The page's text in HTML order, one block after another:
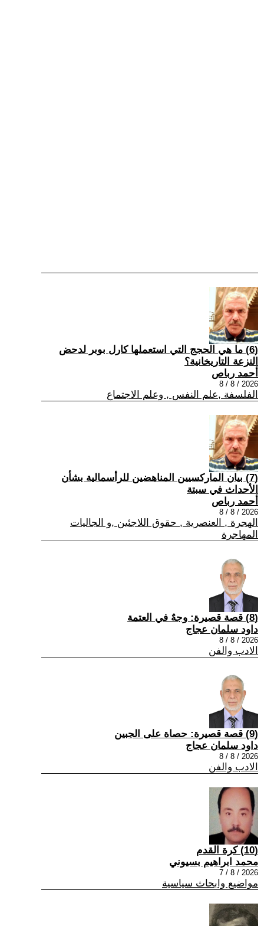
(6) ما هي الحجج التي استعملها كارل بوبر لدحض
النزعة التاريخانية؟
أحمد رباص
2026 / 8 / 8
الفلسفة ,علم النفس , وعلم الاجتماع
(7) بيان الماركسيين المناهضين للرأسمالية بشأن
الأحداث في سبتة
أحمد رباص
2026 / 8 / 8
الهجرة , العنصرية , حقوق اللاجئين ,و الجاليات
المهاجرة
(8) قصة قصيرة: وجهٌ في العتمة
داود سلمان عجاج
2026 / 8 / 8
الادب والفن
(9) قصة قصيرة: حصاة على الجبين
داود سلمان عجاج
2026 / 8 / 8
الادب والفن
(10) كرة القدم
محمد ابراهيم بسيوني
2026 / 8 / 7
مواضيع وابحاث سياسية